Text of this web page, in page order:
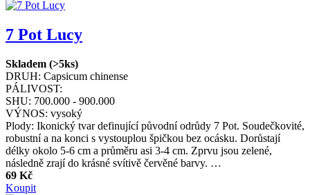
7 Pot Lucy
Skladem (>5ks)
DRUH: Capsicum chinense
PÁLIVOST:
SHU: 700.000 - 900.000
VÝNOS: vysoký
Plody: Ikonický tvar definující původní odrůdy 7 Pot. Soudečkovité,
robustní a na konci s vystouplou špičkou bez ocásku. Dorůstají
délky okolo 5-6 cm a průměru asi 3-4 cm. Zprvu jsou zelené,
následně zrají do krásné svítivě červěné barvy. …
69 Kč
Koupit